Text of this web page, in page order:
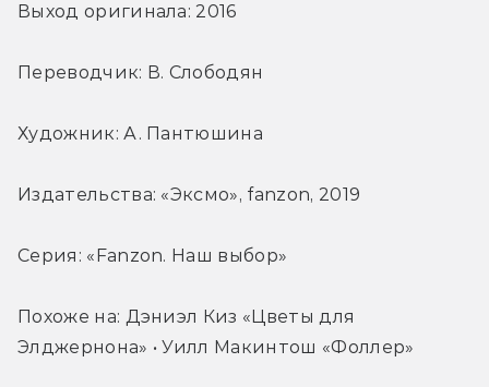
Выход оригинала: 2016
Переводчик: В. Слободян
Художник: А. Пантюшина
Издательства: «Эксмо», fanzon, 2019
Серия: «Fanzon. Наш выбор»
Похоже на: Дэниэл Киз «Цветы для
Элджернона» • Уилл Макинтош «Фоллер»